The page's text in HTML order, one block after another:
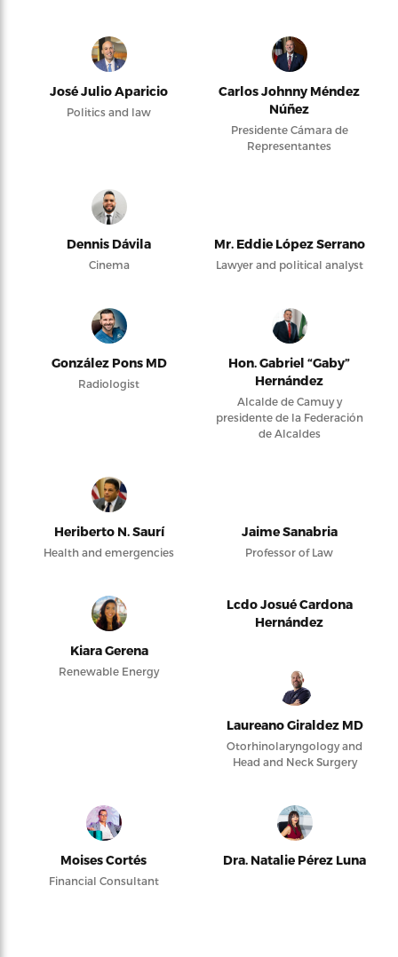
José Julio Aparicio
Politics and law
Carlos Johnny Méndez
Núñez
Presidente Cámara de
Representantes
Dennis Dávila
Cinema
Mr. Eddie López Serrano
Lawyer and political analyst
González Pons MD
Radiologist
Hon. Gabriel “Gaby”
Hernández
Alcalde de Camuy y
presidente de la Federación
de Alcaldes
Heriberto N. Saurí
Health and emergencies
Jaime Sanabria
Professor of Law
Kiara Gerena
Renewable Energy
Lcdo Josué Cardona
Hernández
Laureano Giraldez MD
Otorhinolaryngology and
Head and Neck Surgery
Moises Cortés
Financial Consultant
Dra. Natalie Pérez Luna